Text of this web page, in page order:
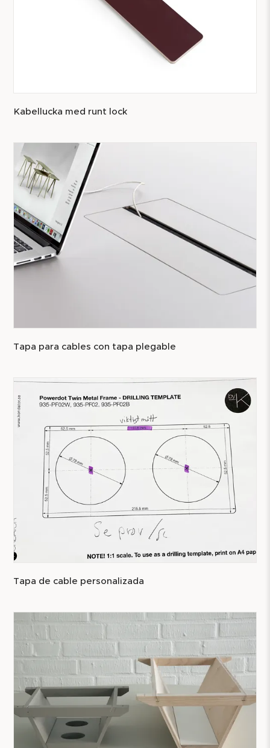
Kabellucka med runt lock
Tapa para cables con tapa plegable
Tapa de cable personalizada